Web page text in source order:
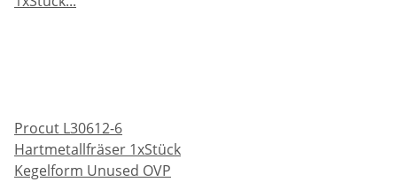
Procut L30612-6
Hartmetallfräser 1xStück
Kegelform Unused OVP